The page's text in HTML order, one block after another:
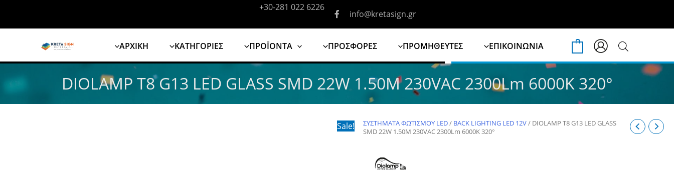
+30-281 022 6226
info@kretasign.gr
ΑΡΧΙΚΗ ΚΑΤΗΓΟΡΙΕΣ ΠΡΟΪΟΝΤΑ ΠΡΟΣΦΟΡΕΣ ΠΡΟΜΗΘΕΥΤΕΣ ΕΠΙΚΟΙΝΩΝΙΑ
DIOLAMP T8 G13 LED GLASS SMD 22W 1.50M 230VAC 2300Lm 6000K 320°
Sale! ΣΥΣΤΗΜΑΤΑ ΦΩΤΙΣΜΟΥ LED/ BACK LIGHTING LED 12V/ DIOLAMP T8 G13 LED GLASS
SMD 22W 1.50M 230VAC 2300Lm 6000K 320°